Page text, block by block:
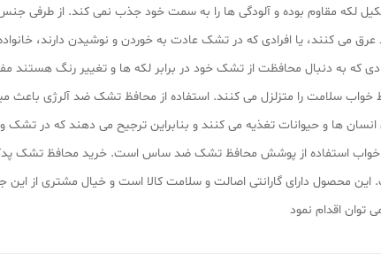
لکه مقاوم بوده و آلودگی‌ ها را به سمت خود جذب نمی کند. از طرفی
می‌ کنند، یا افرادی که در تشک عادت به خوردن و نوشیدن دارند،
که به دنبال محافظت از تشک خود در برابر لکه‌ ها و تغییر رنگ هستند
خواب سلامت را متزلزل می کنند. استفاده از محافظ تشک ضد آلرژی
ها و حیوانات تغذیه می‌ کنند و بنابراین ترجیح می‌ دهند که در تشک و
این محصول دارای گارانتی اصالت و سلامت کالا است و خیال مشتری
توان اقدام نمود